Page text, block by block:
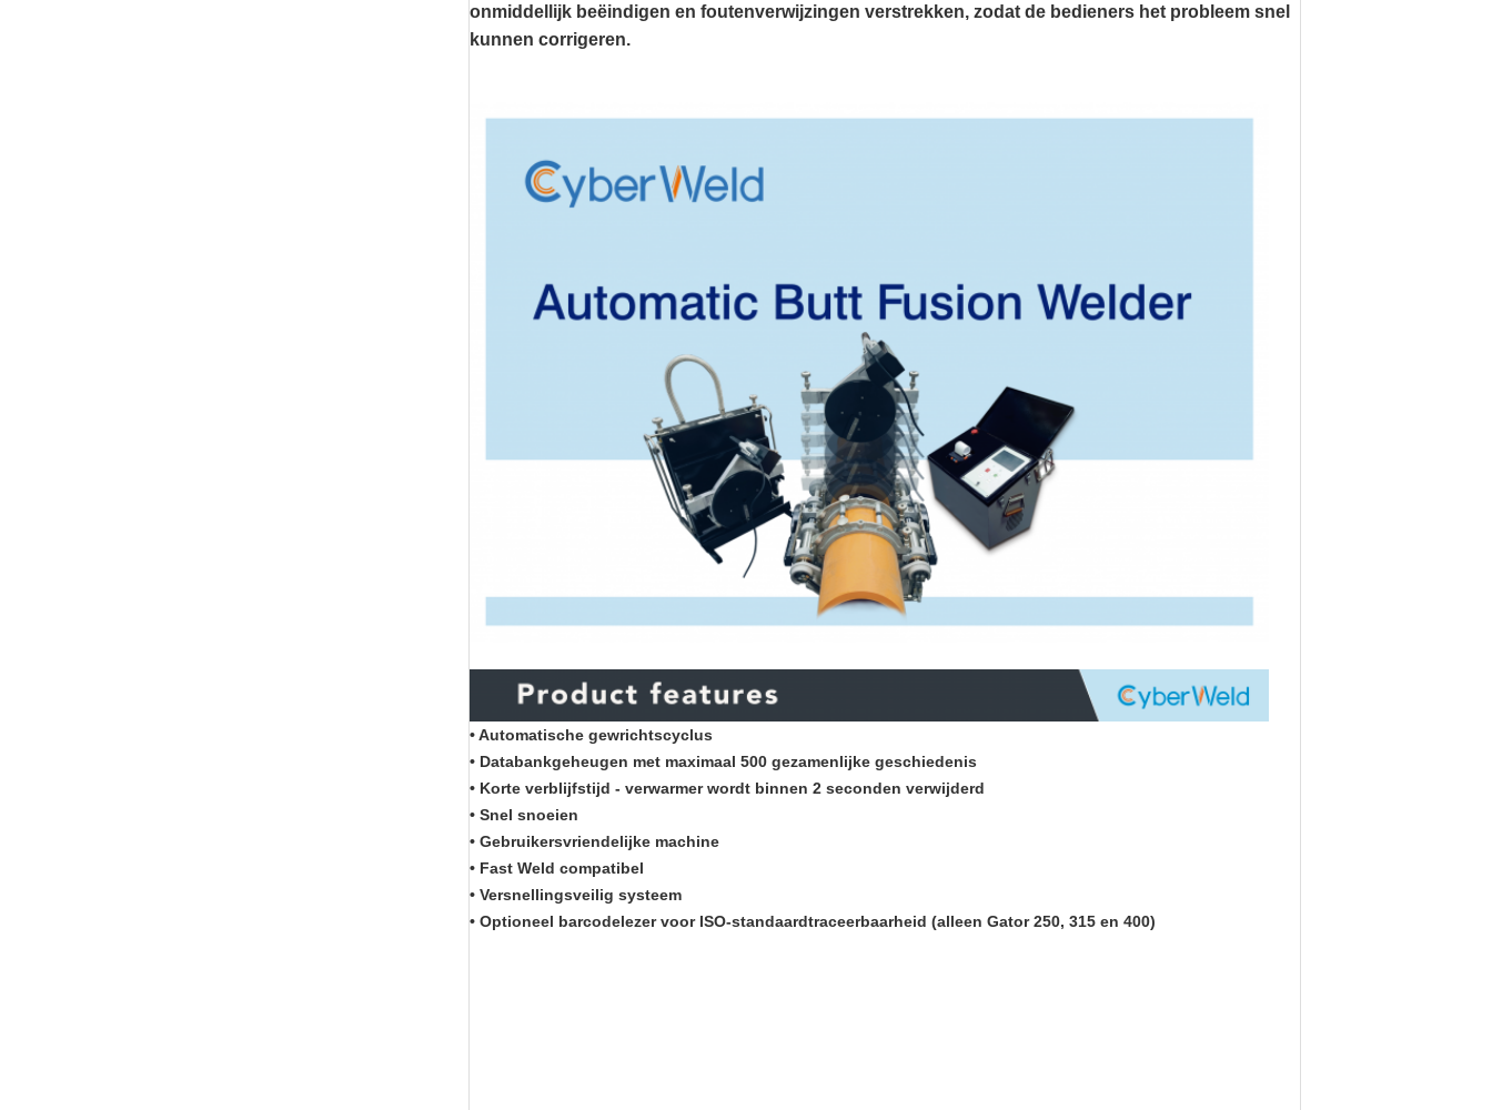
onmiddellijk beëindigen en foutenverwijzingen verstrekken, zodat de bedieners het probleem snel
kunnen corrigeren.
•Automatische gewrichtscyclus
• Databankgeheugen met maximaal 500 gezamenlijke geschiedenis
• Korte verblijfstijd - verwarmer wordt binnen 2 seconden verwijderd
• Snel snoeien
• Gebruikersvriendelijke machine
• Fast Weld compatibel
• Versnellingsveilig systeem
• Optioneel barcodelezer voor ISO-standaardtraceerbaarheid (alleen Gator 250, 315 en 400)